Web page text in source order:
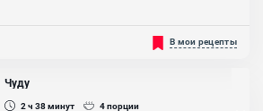
бурито можно сделать в домашних
У вас получится плотный перекус или
блюдо точно оценят мужчины в вашей
очень ароматного острого мяса....
В мои рецепты
Чуду
2 ч 38минут 4порции